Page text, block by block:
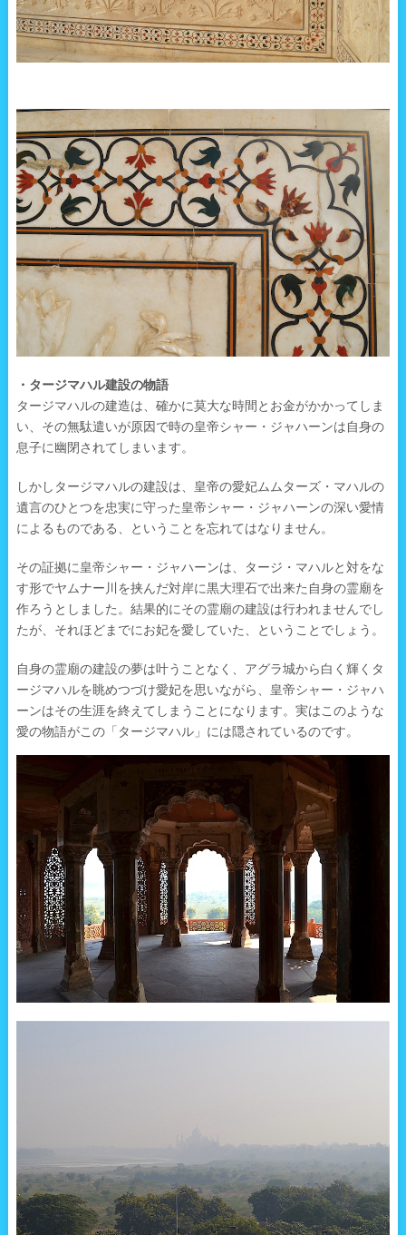
・タージマハル建設の物語
タージマハルの建造は、確かに莫大な時間とお金がかかってしま
い、その無駄遣いが原因で時の皇帝シャー・ジャハーンは自身の
息子に幽閉されてしまいます。
しかしタージマハルの建設は、皇帝の愛妃ムムターズ・マハルの
遺言のひとつを忠実に守った皇帝シャー・ジャハーンの深い愛情
によるものである、ということを忘れてはなりません。
その証拠に皇帝シャー・ジャハーンは、タージ・マハルと対をな
す形でヤムナー川を挟んだ対岸に黒大理石で出来た自身の霊廟を
作ろうとしました。結果的にその霊廟の建設は行われませんでし
たが、それほどまでにお妃を愛していた、ということでしょう。
自身の霊廟の建設の夢は叶うことなく、アグラ城から白く輝くタ
ージマハルを眺めつづけ愛妃を思いながら、皇帝シャー・ジャハ
ーンはその生涯を終えてしまうことになります。実はこのような
愛の物語がこの「タージマハル」には隠されているのです。